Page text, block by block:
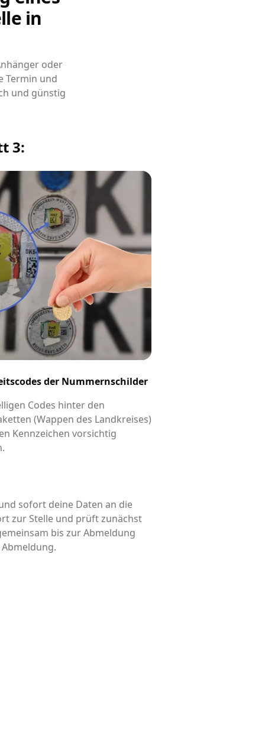
in
oder
Termin und
und günstig
3:
der Nummernschilder
Codes hinter den
(Wappen des Landkreises)
Kennzeichen vorsichtig
sofort deine Daten an die
zur Stelle und prüft zunächst
bis zur Abmeldung